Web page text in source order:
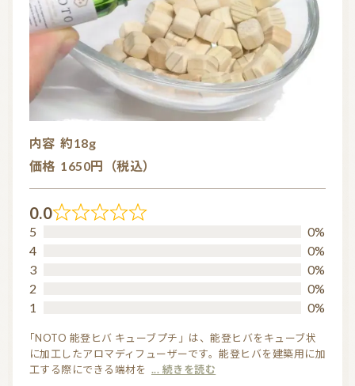
内容 約18g
価格 1650円（税込）
0.0
R
0.
0
o
5
0%
4
0%
3
0%
2
0%
1
0%
「NOTO 能登ヒバ キューブプチ」は、能登ヒバをキューブ状
に加工したアロマディフューザーです。能登ヒバを建築用に加
工する際にできる端材を ... 続きを読む